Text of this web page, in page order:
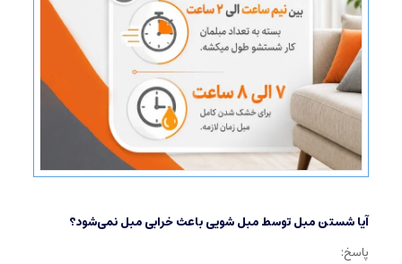
آیا شستن مبل توسط مبل شویی باعث خرابی مبل نمی‌شود؟
پاسخ: